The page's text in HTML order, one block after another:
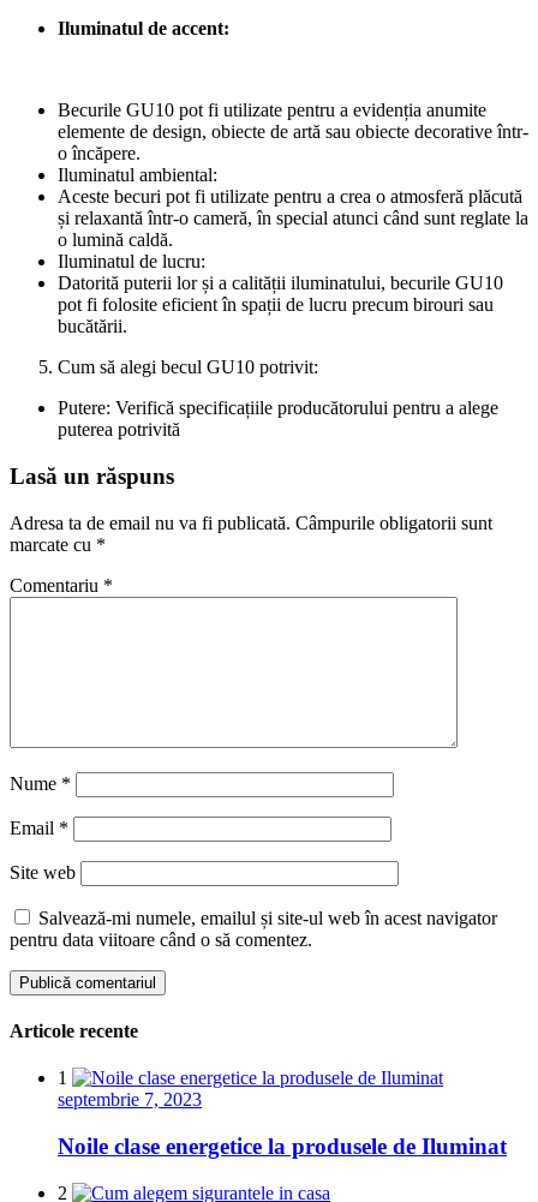
Iluminatul de accent:
Becurile GU10 pot fi utilizate pentru a evidenția anumite
elemente de design, obiecte de artă sau obiecte decorative într-
o încăpere.
Iluminatul ambiental:
Aceste becuri pot fi utilizate pentru a crea o atmosferă plăcută
și relaxantă într-o cameră, în special atunci când sunt reglate la
o lumină caldă.
Iluminatul de lucru:
Datorită puterii lor și a calității iluminatului, becurile GU10
pot fi folosite eficient în spații de lucru precum birouri sau
bucătării.
Cum să alegi becul GU10 potrivit:
Putere: Verifică specificațiile producătorului pentru a alege
puterea potrivită
Lasă un răspuns
Adresa ta de email nu va fi publicată. Câmpurile obligatorii sunt
marcate cu *
Comentariu *
Nume *
Email *
Site web
Salvează-mi numele, emailul și site-ul web în acest navigator
pentru data viitoare când o să comentez.
Articole recente
1
septembrie 7, 2023
Noile clase energetice la produsele de Iluminat
2